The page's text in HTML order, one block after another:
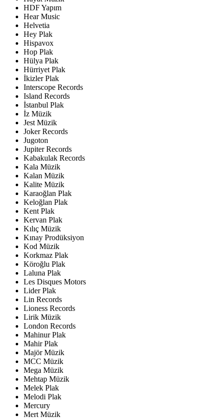
HDF Yapım
Hear Music
Helvetia
Hey Plak
Hispavox
Hop Plak
Hülya Plak
Hürriyet Plak
İkizler Plak
Interscope Records
Island Records
İstanbul Plak
İz Müzik
Jest Müzik
Joker Records
Jugoton
Jupiter Records
Kabakulak Records
Kala Müzik
Kalan Müzik
Kalite Müzik
Karaoğlan Plak
Keloğlan Plak
Kent Plak
Kervan Plak
Kılıç Müzik
Kınay Prodüksiyon
Kod Müzik
Korkmaz Plak
Köroğlu Plak
Laluna Plak
Les Disques Motors
Lider Plak
Lin Records
Lioness Records
Lirik Müzik
London Records
Mahinur Plak
Mahir Plak
Majör Müzik
MCC Müzik
Mega Müzik
Mehtap Müzik
Melek Plak
Melodi Plak
Mercury
Mert Müzik